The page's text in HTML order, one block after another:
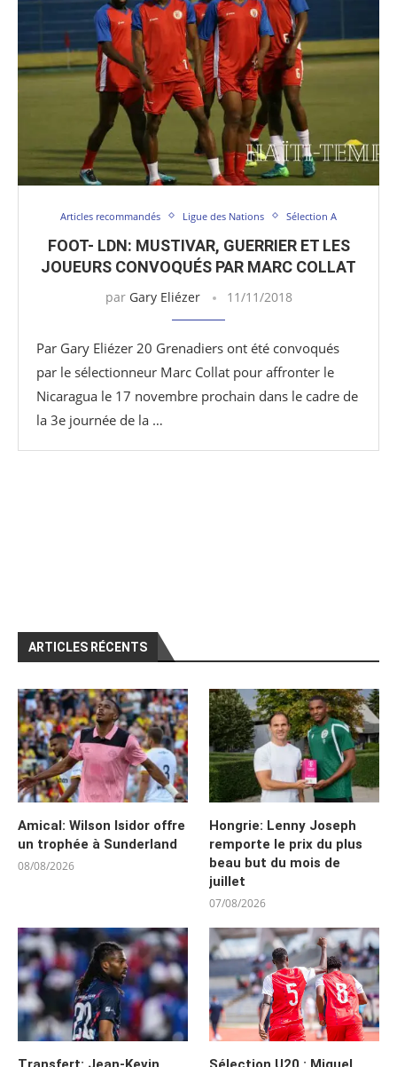
Articles recommandés Ligue des Nations Sélection A
FOOT- LDN: MUSTIVAR, GUERRIER ET LES
JOUEURS CONVOQUÉS PAR MARC COLLAT
par Gary Eliézer 11/11/2018
Par Gary Eliézer 20 Grenadiers ont été convoqués
par le sélectionneur Marc Collat pour affronter le
Nicaragua le 17 novembre prochain dans le cadre de
la 3e journée de la …
ARTICLES RÉCENTS
Amical: Wilson Isidor offre
un trophée à Sunderland
08/08/2026
Hongrie: Lenny Joseph
remporte le prix du plus
beau but du mois de
juillet
07/08/2026